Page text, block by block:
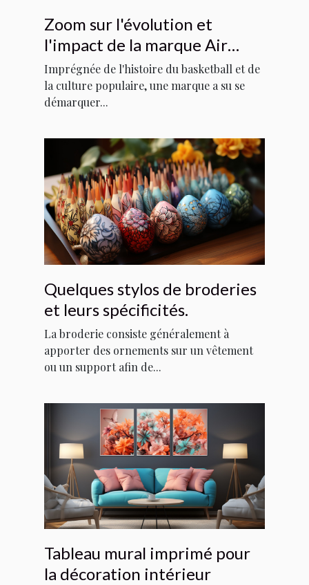
Zoom sur l'évolution et
l'impact de la marque Air
Jordan dans la culture
populaire
Imprégnée de l'histoire du basketball et de
la culture populaire, une marque a su se
démarquer...
Quelques stylos de broderies
et leurs spécificités.
La broderie consiste généralement à
apporter des ornements sur un vêtement
ou un support afin de...
Tableau mural imprimé pour
la décoration intérieur